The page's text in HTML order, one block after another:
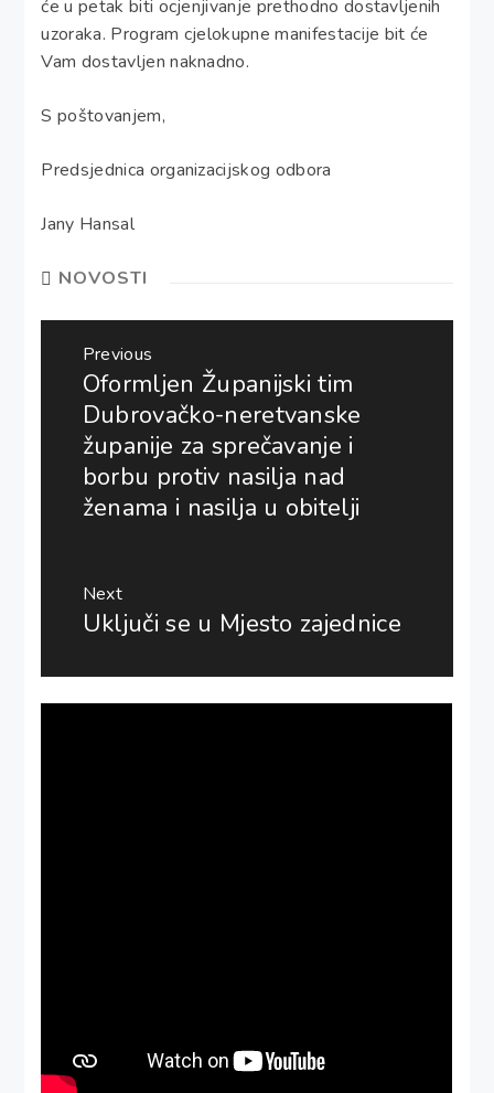
će u petak biti ocjenjivanje prethodno dostavljenih
uzoraka. Program cjelokupne manifestacije bit će
Vam dostavljen naknadno.
S poštovanjem,
Predsjednica organizacijskog odbora
Jany Hansal
NOVOSTI
objava
Previous
Previous
post:
Oformljen Županijski tim
Dubrovačko-neretvanske
županije za sprečavanje i
borbu protiv nasilja nad
ženama i nasilja u obitelji
Next
Next
Uključi se u Mjesto zajednice